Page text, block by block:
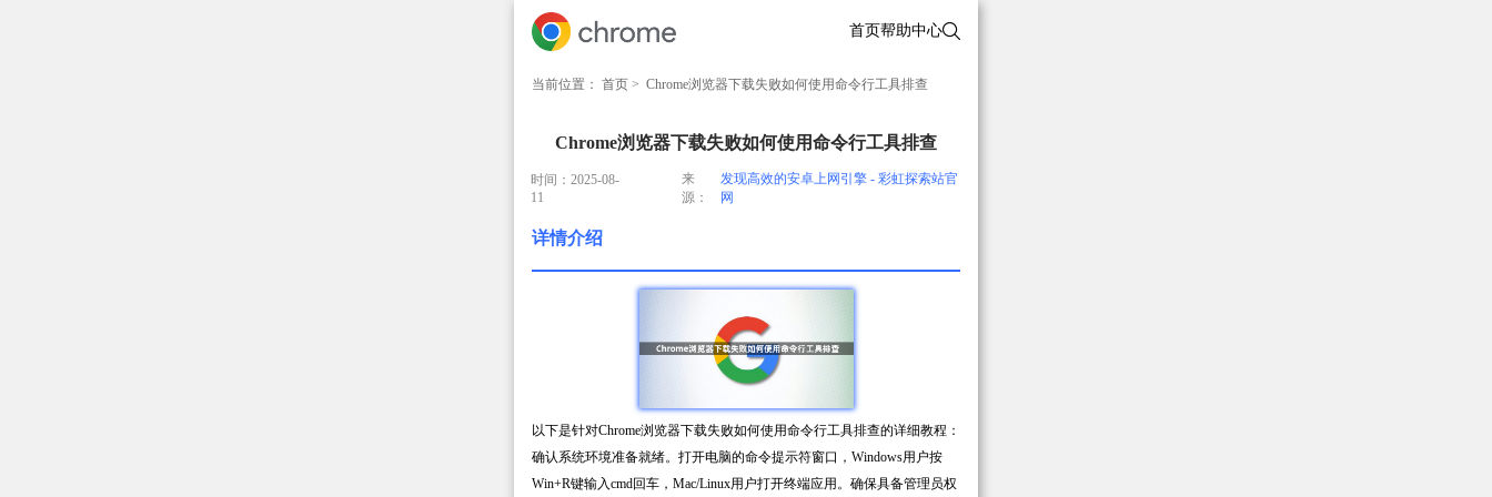
首页帮助中心
当前位置： 首页 > Chrome浏览器下载失败如何使用命令行工具排查
Chrome浏览器下载失败如何使用命令行工具排查
时间：2025-08-
11
来
源：
发现高效的安卓上网引擎 - 彩虹探索站官
网
详情介绍
以下是针对Chrome浏览器下载失败如何使用命令行工具排查的详细教程：
确认系统环境准备就绪。打开电脑的命令提示符窗口，Windows用户按
Win+R键输入cmd回车，Mac/Linux用户打开终端应用。确保具备管理员权